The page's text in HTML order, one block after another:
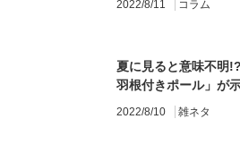
2022/8/11 コラム
夏に見ると意味不明
羽根付きポール」が
2022/8/10 雑ネタ